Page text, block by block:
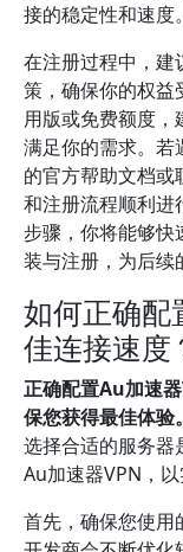
接的稳定性和速度。
在注册过程中，建
策，确保你的权益
用版或免费额度
满足你的需求。若
的官方帮助文档或
和注册流程顺利进
步骤，你将能够
装与注册，为后续
如何正确配
佳连接速度
正确配置Au加速
保您获得最佳体验。
选择合适的服务器
Au加速器VPN，以
首先，确保您使用